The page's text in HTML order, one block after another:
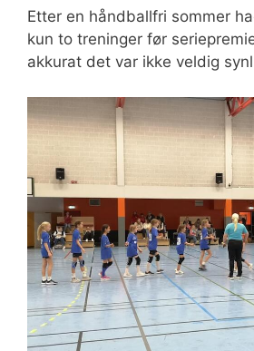
Etter en håndballfri sommer
kun to treninger før
akkurat det var ikke veldig